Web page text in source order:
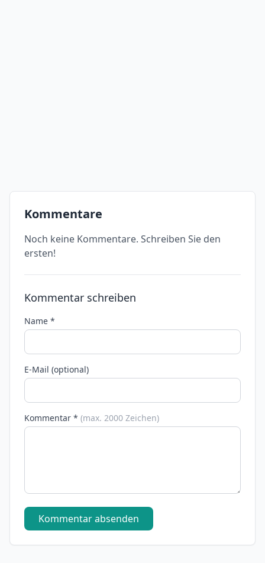
Kommentare
Noch keine Kommentare. Schreiben Sie den
ersten!
Kommentar schreiben
Name *
E-Mail (optional)
Kommentar * (max. 2000 Zeichen)
Kommentar absenden